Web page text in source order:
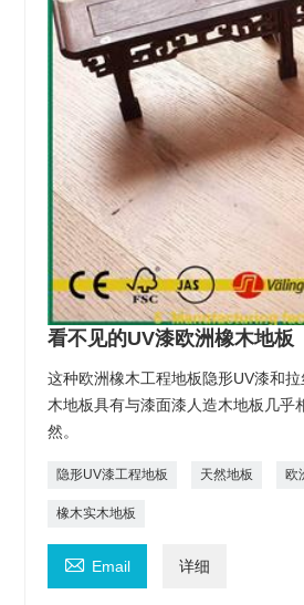
看不见的UV漆欧洲橡木地板
这种欧洲橡木工程地板隐形UV漆和
木地板具有与漆面漆人造木地板几乎
然。
隐形UV漆工程地板 天然地板 欧
橡木实木地板
 Email 详细